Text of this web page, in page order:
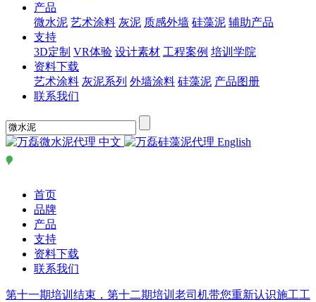
产品
微水泥 艺术涂料 灰泥 质感外墙 硅藻泥 辅助产品
支持
3D定制 VR体验 设计素材 工程案例 培训学院
资料下载
艺术涂料 灰泥系列 外墙涂料 硅藻泥 产品图册
联系我们
中文 English
首页
品牌
产品
支持
资料下载
联系我们
第十一期培训结束，第十二期培训老司机带您重新认识施工工